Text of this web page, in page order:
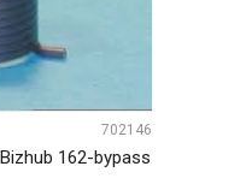
702146
162-bypass